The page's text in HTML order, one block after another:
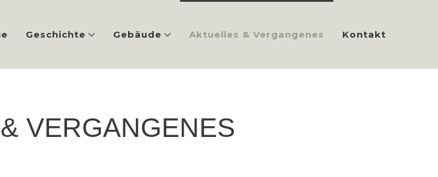
Geschichte Gebäude Aktuelles & Vergangenes Kontakt
VERGANGENES